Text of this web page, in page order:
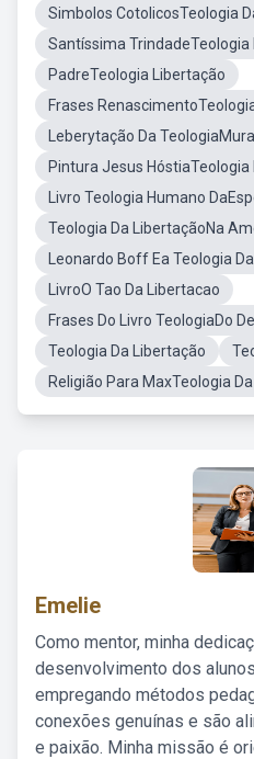
Simbolos CotolicosTeologia
Santíssima TrindadeTeologia
PadreTeologia Libertação
Frases
Leberytação Da
Pintura Jesus HóstiaTeologia
Livro Teologia Humano
Teologia Da LibertaçãoNa
Leonardo Boff Ea Teologia
LivroO Tao Da Libertacao
Frases Do Livro TeologiaDo
Teologia Da Libertação
Religião Para MaxTeologia
Emelie
Como mentor, minha
desenvolvimento dos
empregando métodos
conexões genuínas e são
e paixão. Minha missão é